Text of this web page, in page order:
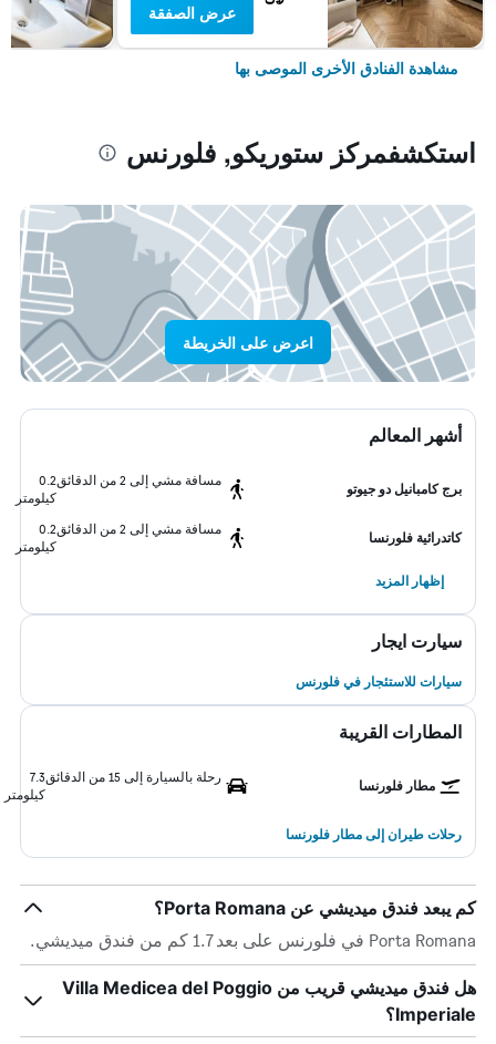
عرض الصفقة
مشاهدة الفنادق الأخرى الموصى بها
استكشفمركز ستوريكو, فلورنس
اعرض على الخريطة
أشهر المعالم
برج كامبانيل دو جيوتو
مسافة مشي إلى 2 من الدقائق
0.2
كيلومتر
كاتدرائية فلورنسا
مسافة مشي إلى 2 من الدقائق
0.2
كيلومتر
إظهار المزيد
سيارت ايجار
سيارات للاستئجار في فلورنس
المطارات القريبة
مطار فلورنسا
رحلة بالسيارة إلى 15 من الدقائق
7.3
كيلومتر
رحلات طيران إلى مطار فلورنسا
كم يبعد فندق ميديشي عن Porta Romana؟
Porta Romana في فلورنس على بعد 1.7 كم من فندق ميديشي.
هل فندق ميديشي قريب من Villa Medicea del Poggio
Imperiale؟